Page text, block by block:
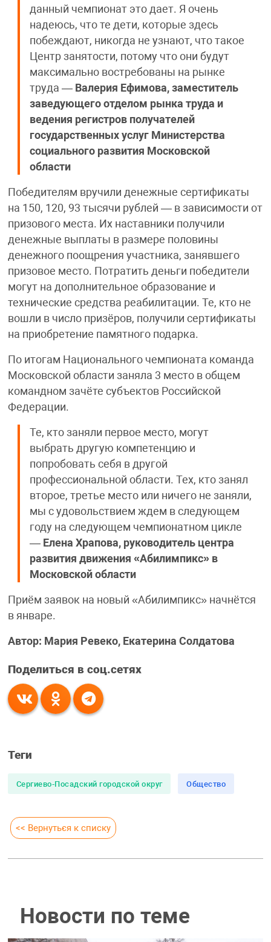
данный чемпионат это дает. Я очень
надеюсь, что те дети, которые здесь
побеждают, никогда не узнают, что такое
Центр занятости, потому что они будут
максимально востребованы на рынке
труда — Валерия Ефимова, заместитель
заведующего отделом рынка труда и
ведения регистров получателей
государственных услуг Министерства
социального развития Московской
области
Победителям вручили денежные сертификаты
на 150, 120, 93 тысячи рублей — в зависимости от
призового места. Их наставники получили
денежные выплаты в размере половины
денежного поощрения участника, занявшего
призовое место. Потратить деньги победители
могут на дополнительное образование и
технические средства реабилитации. Те, кто не
вошли в число призёров, получили сертификаты
на приобретение памятного подарка.
По итогам Национального чемпионата команда
Московской области заняла 3 место в общем
командном зачёте субъектов Российской
Федерации.
Те, кто заняли первое место, могут
выбрать другую компетенцию и
попробовать себя в другой
профессиональной области. Тех, кто занял
второе, третье место или ничего не заняли,
мы с удовольствием ждем в следующем
году на следующем чемпионатном цикле
— Елена Храпова, руководитель центра
развития движения «Абилимпикс» в
Московской области
Приём заявок на новый «Абилимпикс» начнётся
в январе.
Автор: Мария Ревеко, Екатерина Солдатова
Поделиться в соц.сетях
Теги
Сергиево-Посадский городской округ Общество
<< Вернуться к списку
Новости по теме